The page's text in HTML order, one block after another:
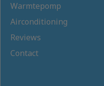
Warmtepomp
Airconditioning
Reviews
Contact